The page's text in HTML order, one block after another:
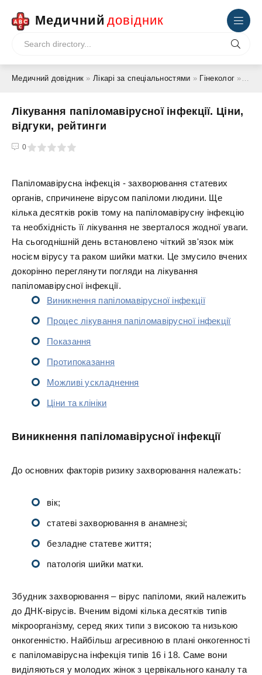
Медичний довідник
Медичний довідник »Лікарі за спеціальностями » Гінеколог » Лікування папіломавірусної інфекції. Ціни, відгуки, рейтинги
Лікування папіломавірусної інфекції. Ціни,
відгуки, рейтинги
0
5
Папіломавірусна інфекція - захворювання статевих
органів, спричинене вірусом папіломи людини. Ще
кілька десятків років тому на папіломавірусну інфекцію
та необхідність її лікування не зверталося жодної уваги.
На сьогоднішній день встановлено чіткий зв'язок між
носієм вірусу та раком шийки матки. Це змусило вчених
докорінно переглянути погляди на лікування
папіломавірусної інфекції.
Виникнення папіломавірусної інфекції
Процес лікування папіломавірусної інфекції
Показання
Протипоказання
Можливі ускладнення
Ціни та клініки
Виникнення папіломавірусної інфекції
До основних факторів ризику захворювання належать:
вік;
статеві захворювання в анамнезі;
безладне статеве життя;
патологія шийки матки.
Збудник захворювання – вірус папіломи, який належить
до ДНК-вірусів. Вченим відомі кілька десятків типів
мікроорганізму, серед яких типи з високою та низькою
онкогенністю. Найбільш агресивною в плані онкогенності
є папіломавірусна інфекція типів 16 і 18. Саме вони
виділяються у молодих жінок з цервікального каналу та